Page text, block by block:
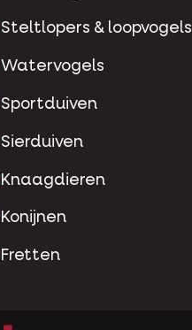
Steltlopers & loopvogels
Watervogels
Sportduiven
Sierduiven
Knaagdieren
Konijnen
Fretten